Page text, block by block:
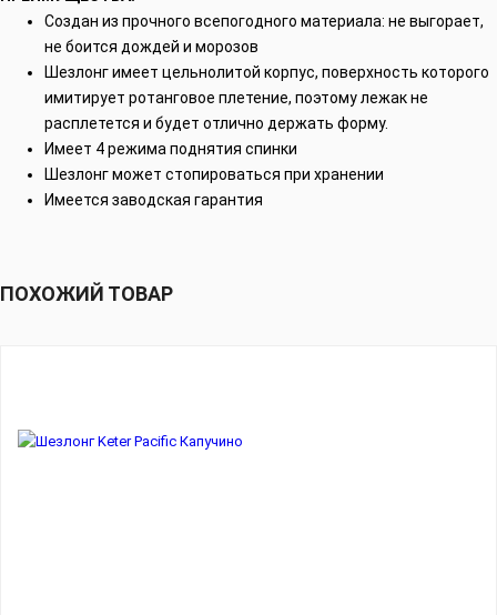
Создан из прочного всепогодного материала: не выгорает,
не боится дождей и морозов
Шезлонг имеет цельнолитой корпус, поверхность которого
имитирует ротанговое плетение, поэтому лежак не
расплетется и будет отлично держать форму.
Имеет 4 режима поднятия спинки
Шезлонг может стопироваться при хранении
Имеется заводская гарантия
ПОХОЖИЙ ТОВАР